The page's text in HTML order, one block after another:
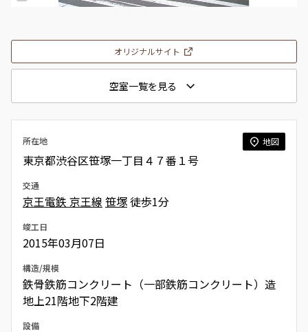
オリジナルサイト
空室一覧を見る
所在地 地図
東京都渋谷区笹塚一丁目４７番１号
交通
京王電鉄 京王線 笹塚徒歩1分
竣工日
2015年03月07日
構造/規模
鉄骨鉄筋コンクリート（一部鉄筋コンクリート）造
地上21階地下2階建
設備